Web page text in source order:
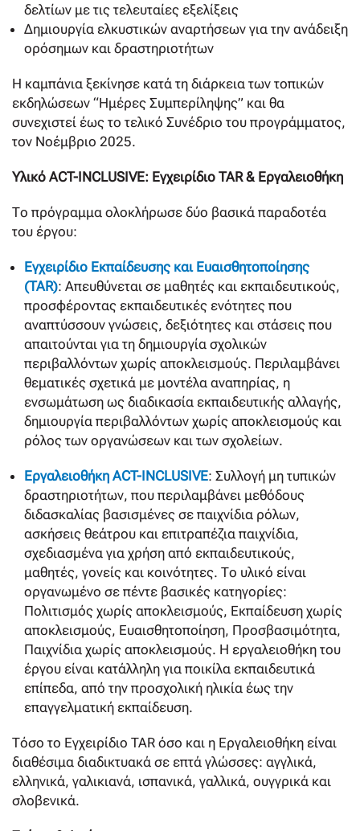
δελτίων με τις τελευταίες εξελίξεις
Δημιουργία ελκυστικών αναρτήσεων για την ανάδειξη
ορόσημων και δραστηριοτήτων
Η καμπάνια ξεκίνησε κατά τη διάρκεια των τοπικών
εκδηλώσεων “Ημέρες Συμπερίληψης” και θα
συνεχιστεί έως το τελικό Συνέδριο του προγράμματος,
τον Νοέμβριο 2025.
Υλικό ACT-INCLUSIVE: Εγχειρίδιο TAR & Εργαλειοθήκη
Το πρόγραμμα ολοκλήρωσε δύο βασικά παραδοτέα
του έργου:
Εγχειρίδιο Εκπαίδευσης και Ευαισθητοποίησης
(TAR): Απευθύνεται σε μαθητές και εκπαιδευτικούς,
προσφέροντας εκπαιδευτικές ενότητες που
αναπτύσσουν γνώσεις, δεξιότητες και στάσεις που
απαιτούνται για τη δημιουργία σχολικών
περιβαλλόντων χωρίς αποκλεισμούς. Περιλαμβάνει
θεματικές σχετικά με μοντέλα αναπηρίας, η
ενσωμάτωση ως διαδικασία εκπαιδευτικής αλλαγής,
δημιουργία περιβαλλόντων χωρίς αποκλεισμούς και
ρόλος των οργανώσεων και των σχολείων.
Εργαλειοθήκη ACT-INCLUSIVE: Συλλογή μη τυπικών
δραστηριοτήτων, που περιλαμβάνει μεθόδους
διδασκαλίας βασισμένες σε παιχνίδια ρόλων,
ασκήσεις θεάτρου και επιτραπέζια παιχνίδια,
σχεδιασμένα για χρήση από εκπαιδευτικούς,
μαθητές, γονείς και κοινότητες. Το υλικό είναι
οργανωμένο σε πέντε βασικές κατηγορίες:
Πολιτισμός χωρίς αποκλεισμούς, Εκπαίδευση χωρίς
αποκλεισμούς, Ευαισθητοποίηση, Προσβασιμότητα,
Παιχνίδια χωρίς αποκλεισμούς. Η εργαλειοθήκη του
έργου είναι κατάλληλη για ποικίλα εκπαιδευτικά
επίπεδα, από την προσχολική ηλικία έως την
επαγγελματική εκπαίδευση.
Τόσο το Εγχειρίδιο TAR όσο και η Εργαλειοθήκη είναι
διαθέσιμα διαδικτυακά σε επτά γλώσσες: αγγλικά,
ελληνικά, γαλικιανά, ισπανικά, γαλλικά, ουγγρικά και
σλοβενικά.